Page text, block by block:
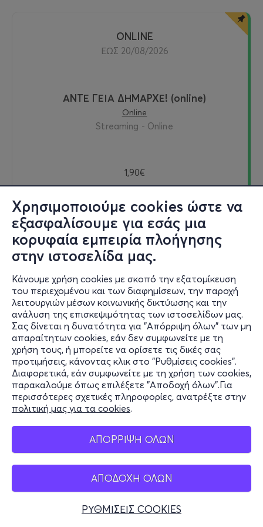
Χρησιμοποιούμε cookies ώστε να
εξασφαλίσουμε για εσάς μια
κορυφαία εμπειρία πλοήγησης
στην ιστοσελίδα μας.
Κάνουμε χρήση cookies με σκοπό την εξατομίκευση
του περιεχομένου και των διαφημίσεων, την παροχή
λειτουργιών μέσων κοινωνικής δικτύωσης και την
ανάλυση της επισκεψιμότητας των ιστοσελίδων μας.
Σας δίνεται η δυνατότητα για "Απόρριψη όλων" των μη
απαραίτητων cookies, εάν δεν συμφωνείτε με τη
χρήση τους, ή μπορείτε να ορίσετε τις δικές σας
προτιμήσεις, κάνοντας κλικ στο "Ρυθμίσεις cookies".
Διαφορετικά, εάν συμφωνείτε με τη χρήση των cookies,
παρακαλούμε όπως επιλέξετε "Αποδοχή όλων".Για
περισσότερες σχετικές πληροφορίες, ανατρέξτε στην
πολιτική μας για τα cookies.
ΑΠΟΡΡΙΨΗ ΟΛΩΝ
ΑΠΟΔΟΧΗ ΟΛΩΝ
ΡΥΘΜΙΣΕΙΣ COOKIES
ONLINE
ΕΩΣ 20/08/2026
ΑΝΤΕ ΓΕΙΑ ΔΗΜΑΡΧΕ! (online)
Online
Streaming - Online
1,90€
Δείτε online
Εισιτήρια